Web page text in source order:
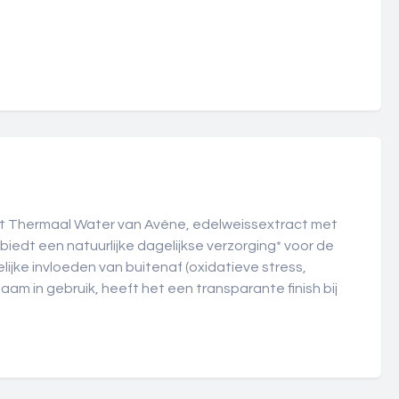
Thermaal Water van Avène, edelweissextract met
een natuurlijke dagelijkse verzorging* voor de
invloeden van buitenaf (oxidatieve stress,
in gebruik, heeft het een transparante finish bij